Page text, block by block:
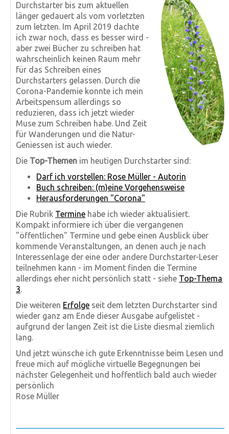
Durchstarter bis zum aktuellen
länger gedauert als vom vorletzten
zum letzten. Im April 2019 dachte
ich zwar noch, dass es besser wird -
aber zwei Bücher zu schreiben hat
wahrscheinlich keinen Raum mehr
für das Schreiben eines
Durchstarters gelassen. Durch die
Corona-Pandemie konnte ich mein
Arbeitspensum allerdings so
reduzieren, dass ich jetzt wieder
Muse zum Schreiben habe. Und Zeit
für Wanderungen und die Natur-
Geniessen ist auch wieder.
Die Top-Themen im heutigen Durchstarter sind:
Darf ich vorstellen: Rose Müller - Autorin
Buch schreiben: (m)eine Vorgehensweise
Herausforderungen "Corona"
Die Rubrik Termine habe ich wieder aktualisiert.
Kompakt informiere ich über die vergangenen
"öffentlichen" Termine und gebe einen Ausblick über
kommende Veranstaltungen, an denen auch je nach
Interessenlage der eine oder andere Durchstarter-Leser
teilnehmen kann - im Moment finden die Termine
allerdings eher nicht persönlich statt - siehe Top-Thema
3.
Die weiteren Erfolge seit dem letzten Durchstarter sind
wieder ganz am Ende dieser Ausgabe aufgelistet -
aufgrund der langen Zeit ist die Liste diesmal ziemlich
lang.
Und jetzt wünsche ich gute Erkenntnisse beim Lesen und
freue mich auf mögliche virtuelle Begegnungen bei
nächster Gelegenheit und hoffentlich bald auch wieder
persönlich
Rose Müller